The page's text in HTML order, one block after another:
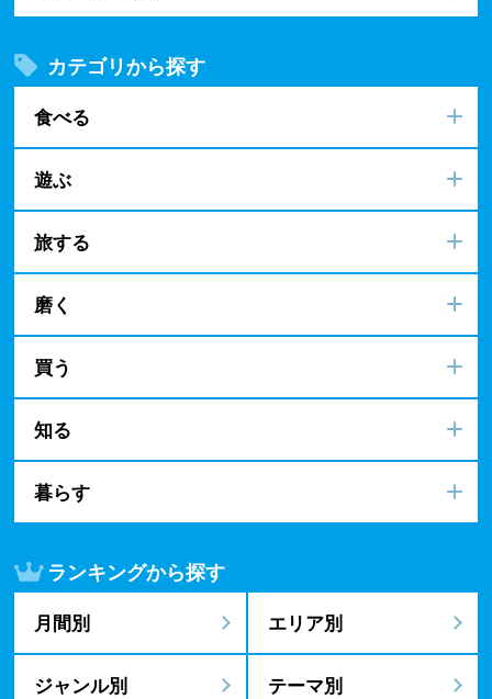
カテゴリから探す
食べる
遊ぶ
旅する
磨く
買う
知る
暮らす
ランキングから探す
月間別 エリア別
ジャンル別 テーマ別